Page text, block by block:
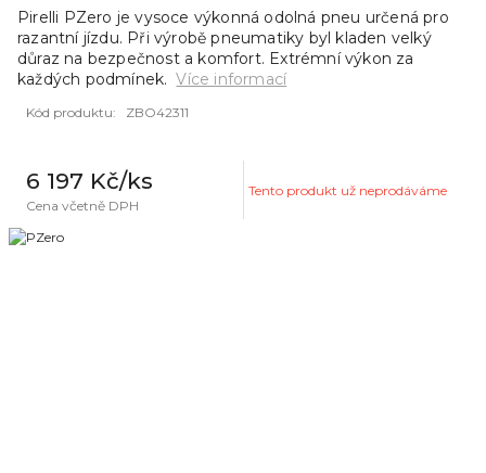
Kód produktu: ZBO42311
6 197 Kč/ks
Cena včetně DPH
Tento produkt už neprodáváme
Pirelli PZero je vysoce výkonná odolná pneu určená pro
razantní jízdu. Při výrobě pneumatiky byl kladen velký
důraz na bezpečnost a komfort. Extrémní výkon za
každých podmínek. Více informací